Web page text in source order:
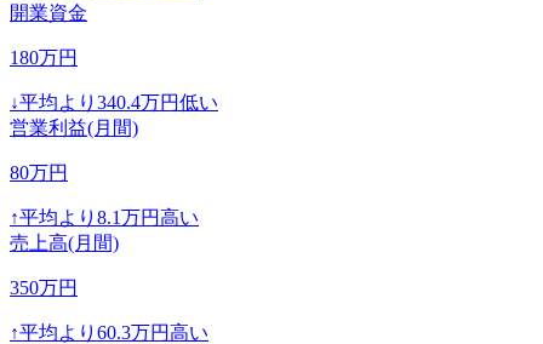
開業資金
180万円
↓平均より 340.4万円低い
営業利益(月間)
80万円
↑平均より 8.1万円高い
売上高(月間)
350万円
↑平均より 60.3万円高い